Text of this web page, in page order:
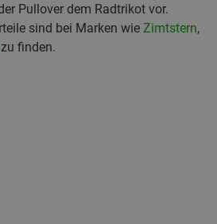
Pullover dem Radtrikot vor.
sind bei Marken wie Zimtstern,
zu finden.